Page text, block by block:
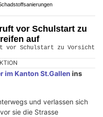
vor Schulstart zu
auf
im Kanton St.Gallen ins
und verlassen sich
sie die Strasse